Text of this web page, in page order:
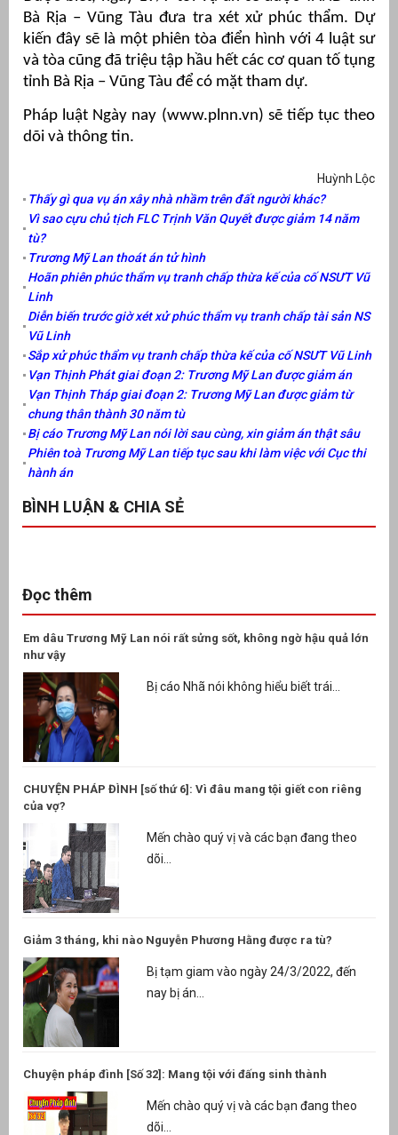
Bà Rịa – Vũng Tàu đưa tra xét xử phúc thẩm. Dự
kiến đây sẽ là một phiên tòa điển hình với 4 luật sư
và tòa cũng đã triệu tập hầu hết các cơ quan tố tụng
tỉnh Bà Rịa – Vũng Tàu để có mặt tham dự.
Pháp luật Ngày nay (www.plnn.vn) sẽ tiếp tục theo
dõi và thông tin.
Huỳnh Lộc
Thấy gì qua vụ án xây nhà nhầm trên đất người khác?
Vì sao cựu chủ tịch FLC Trịnh Văn Quyết được giảm 14 năm
tù?
Trương Mỹ Lan thoát án tử hình
Hoãn phiên phúc thẩm vụ tranh chấp thừa kế của cố NSƯT Vũ
Linh
Diễn biến trước giờ xét xử phúc thẩm vụ tranh chấp tài sản NS
Vũ Linh
Sắp xử phúc thẩm vụ tranh chấp thừa kế của cố NSƯT Vũ Linh
Vạn Thịnh Phát giai đoạn 2: Trương Mỹ Lan được giảm án
Vạn Thịnh Tháp giai đoạn 2: Trương Mỹ Lan được giảm từ
chung thân thành 30 năm tù
Bị cáo Trương Mỹ Lan nói lời sau cùng, xin giảm án thật sâu
Phiên toà Trương Mỹ Lan tiếp tục sau khi làm việc với Cục thi
hành án
BÌNH LUẬN & CHIA SẺ
Đọc thêm
Em dâu Trương Mỹ Lan nói rất sửng sốt, không ngờ hậu quả lớn
như vậy
Bị cáo Nhã nói không hiểu biết trái...
CHUYỆN PHÁP ĐÌNH [số thứ 6]: Vì đâu mang tội giết con riêng
của vợ?
Mến chào quý vị và các bạn đang theo
dõi...
Giảm 3 tháng, khi nào Nguyễn Phương Hằng được ra tù?
Bị tạm giam vào ngày 24/3/2022, đến
nay bị án...
Chuyện pháp đình [Số 32]: Mang tội với đấng sinh thành
Mến chào quý vị và các bạn đang theo
dõi...